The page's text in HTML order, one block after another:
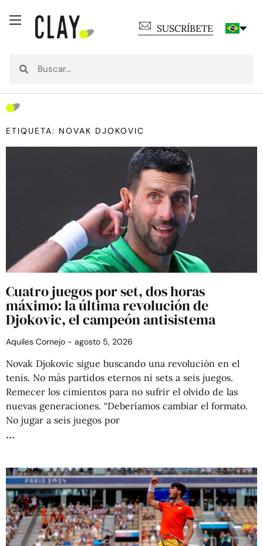
SUSCRÍBETE
ETIQUETA: NOVAK DJOKOVIC
Cuatro juegos por set, dos horas
máximo: la última revolución de
Djokovic, el campeón antisistema
Aquiles Cornejo agosto 5, 2026
Novak Djokovic sigue buscando una revolución en el
tenis. No más partidos eternos ni sets a seis juegos.
Remecer los cimientos para no sufrir el olvido de las
nuevas generaciones. “Deberíamos cambiar el formato.
No jugar a seis juegos por